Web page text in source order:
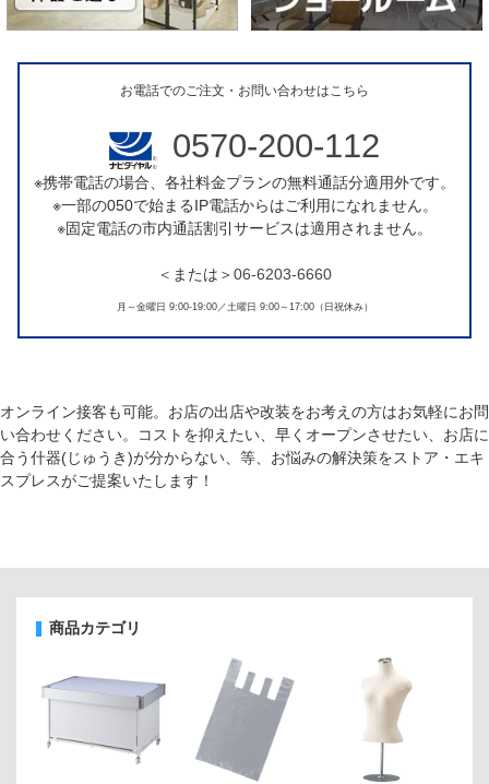
お電話でのご注文・お問い合わせはこちら
0570-200-112
※携帯電話の場合、各社料金プランの無料通話分適用外です。
※一部の050で始まるIP電話からはご利用になれません。
※固定電話の市内通話割引サービスは適用されません。
＜または＞06-6203-6660
月～金曜日 9:00-19:00／土曜日 9:00～17:00（日祝休み）
オンライン接客も可能。お店の出店や改装をお考えの方はお気軽にお問
い合わせください。コストを抑えたい、早くオープンさせたい、お店に
合う什器(じゅうき)が分からない、等、お悩みの解決策をストア・エキ
スプレスがご提案いたします！
商品カテゴリ